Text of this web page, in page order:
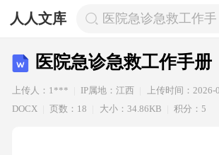
人人文库 医院急诊急救工作
医院急诊急救工作手册
上传人：1*** IP属地：江西 上传时间：2026-
DOCX
页数：18 大小：34.86KB 积分：5